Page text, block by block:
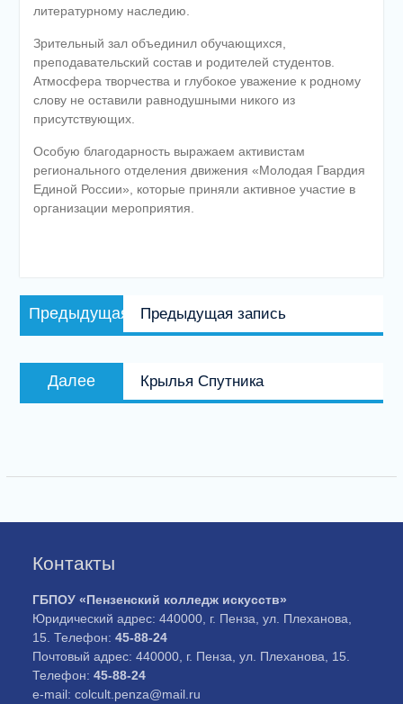
литературному наследию.
Зрительный зал объединил обучающихся,
преподавательский состав и родителей студентов.
Атмосфера творчества и глубокое уважение к родному
слову не оставили равнодушными никого из
присутствующих.
Особую благодарность выражаем активистам
регионального отделения движения «Молодая Гвардия
Единой России», которые приняли активное участие в
организации мероприятия.
Навигация
по
Предыдущая
запись:
Предыдущая запись
Далее
запись:
Крылья Спутника
Контакты
ГБПОУ «Пензенский колледж искусств»
Юридический адрес: 440000, г. Пенза, ул. Плеханова,
15. Телефон:45-88-24
Почтовый адрес: 440000, г. Пенза, ул. Плеханова, 15.
Телефон:45-88-24
e-mail: colcult.penza@mail.ru